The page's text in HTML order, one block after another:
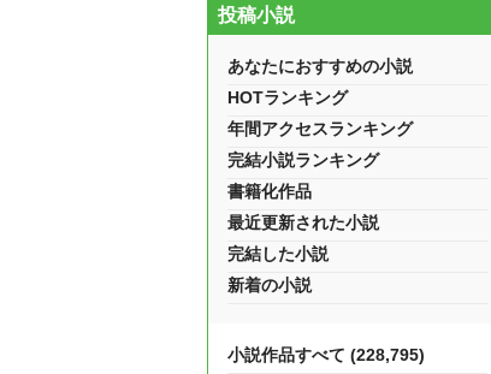
投稿小説
あなたにおすすめの小説
HOTランキング
年間アクセスランキング
完結小説ランキング
書籍化作品
最近更新された小説
完結した小説
新着の小説
小説作品すべて (228,795)